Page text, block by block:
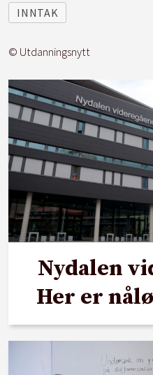
INNTAK
© Utdanningsnytt
Nydalen
Her er